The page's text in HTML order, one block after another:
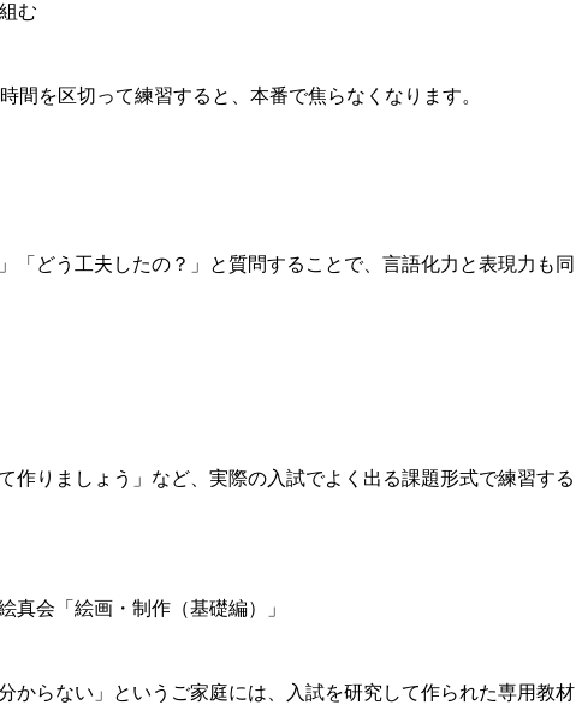
む
間を区切って練習すると、本番で焦らなくなります。
「どう工夫したの？」と質問することで、言語化力と表現力も同
作りましょう」など、実際の入試でよく出る課題形式で練習する
真会「絵画・制作（基礎編）」
からない」というご家庭には、入試を研究して作られた専用教材